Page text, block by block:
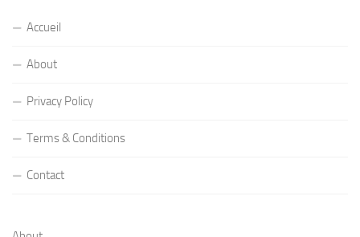
Accueil
About
Privacy Policy
Terms & Conditions
Contact